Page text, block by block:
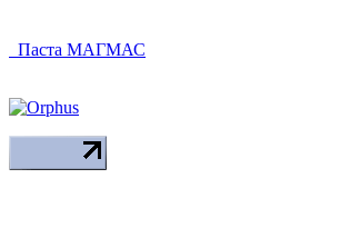
Паста МАГМАС